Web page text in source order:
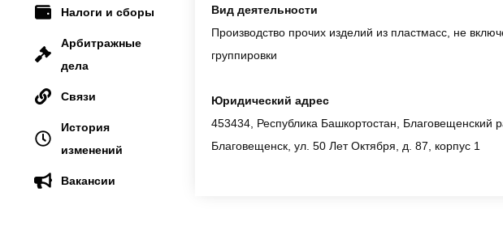
Налоги и сборы
Арбитражные
дела
Связи
История
изменений
Вакансии
Вид деятельности
Производство прочих изделий из пластмасс, не
группировки
Юридический адрес
453434, Республика Башкортостан, Благовещенский
Благовещенск, ул. 50 Лет Октября, д. 87, корпус 1